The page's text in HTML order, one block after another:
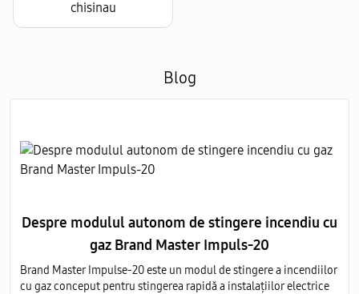
Blog
Despre modulul autonom de stingere incendiu cu
gaz Brand Master Impuls-20
Brand Master Impulse-20 este un modul de stingere a incendiilor
cu gaz conceput pentru stingerea rapidă a instalațiilor electrice